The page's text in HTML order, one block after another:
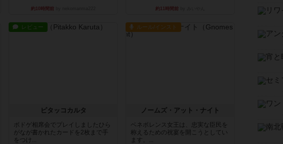
約10時間前 約11時間前
レビュー
ピタッコカルタ
ボドゲ相席会でプレイしましたひら
がなが書かれたカードを2枚まで手
をつけ...
ルール/インスト
ノームズ・アット・ナイト
ベネボレンス女王は、忠実な臣民を
称えるための祝宴を開こうとしてい
ます。...